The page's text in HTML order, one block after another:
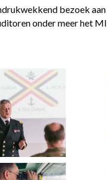
bezoek
onder meer het